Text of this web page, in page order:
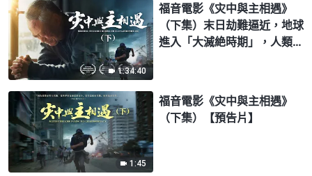
1:34:40
福音電影《灾中與主相遇》
（下集）末日劫難逼近，地球
進入「大滅絶時期」，人類進
1:45
福音電影《灾中與主相遇》
（下集）【預告片】